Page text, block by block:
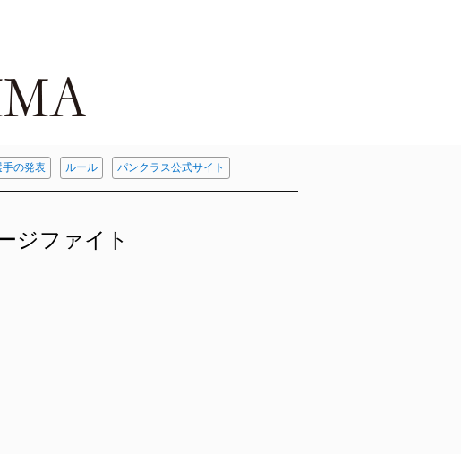
手の発表 ルール パンクラス公式サイト
ジファイト